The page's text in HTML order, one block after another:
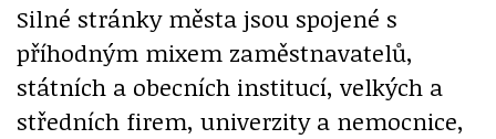
Silné stránky města jsou spojené s
příhodným mixem zaměstnavatelů,
státních a obecních institucí, velkých a
středních firem, univerzity a nemocnice,